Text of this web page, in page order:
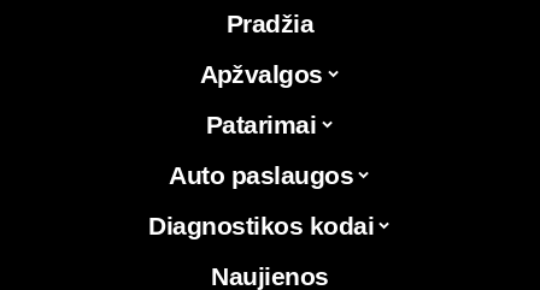
Pradžia
Apžvalgos
Patarimai
Auto paslaugos
Diagnostikos kodai
Naujienos